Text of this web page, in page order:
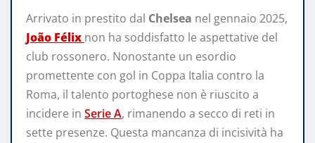
Arrivato in prestito dal Chelsea nel gennaio 2025,
João Félix non ha soddisfatto le aspettative del
club rossonero. Nonostante un esordio
promettente con gol in Coppa Italia contro la
Roma, il talento portoghese non è riuscito a
incidere in Serie A, rimanendo a secco di reti in
sette presenze. Questa mancanza di incisività ha